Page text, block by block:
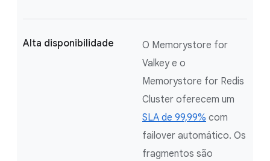
Alta disponibilidade
O Memorystore for
Valkey e o
Memorystore for Redis
Cluster oferecem um
SLA de 99,99% com
failover automático. Os
fragmentos são